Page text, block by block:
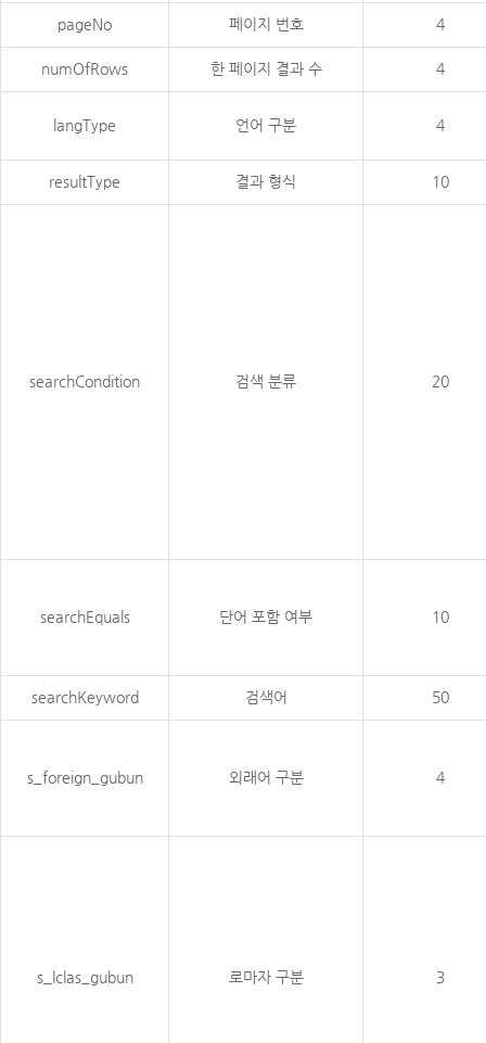
pageNo 페이지 번호 4
numOfRows 한 페이지 결과 수 4
langType 언어 구분 4
resultType 결과 형식 10
searchCondition 검색 분류 20
searchEquals 단어 포함 여부 10
searchKeyword 검색어 50
s_foreign_gubun 외래어 구분 4
s_lclas_gubun 로마자 구분 3